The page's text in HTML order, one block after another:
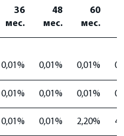
36
мес.
48
мес.
60
мес.
0,01% 0,01% 0,01%
0,01% 0,01% 0,01%
0,01% 0,01% 2,20%